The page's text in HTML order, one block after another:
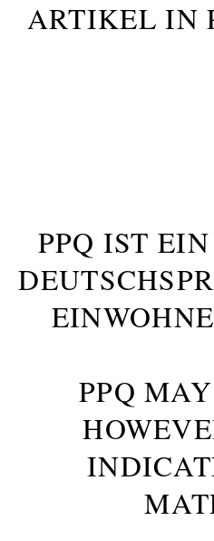
ARTIKEL IN
PPQ IST
PPQ